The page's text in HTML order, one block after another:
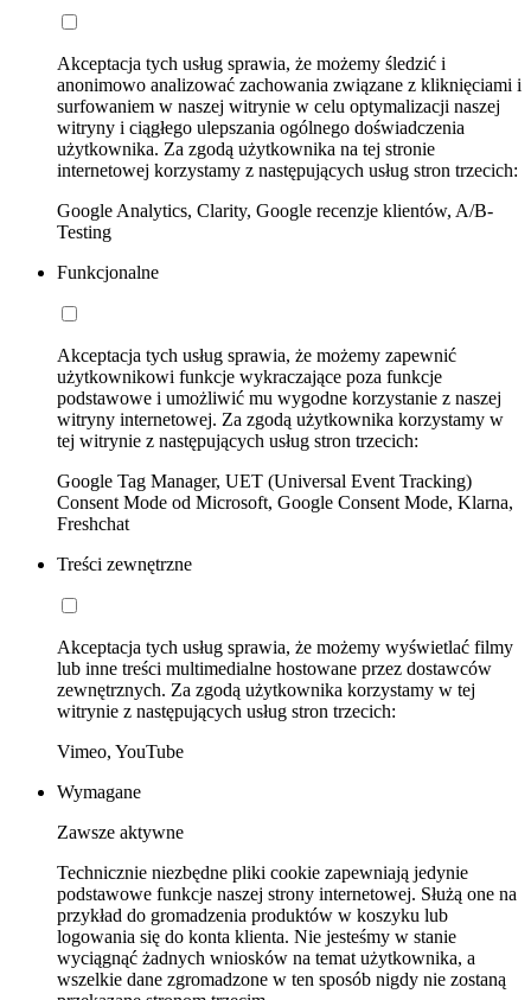
Akceptacja tych usług sprawia, że możemy śledzić i
anonimowo analizować zachowania związane z kliknięciami i
surfowaniem w naszej witrynie w celu optymalizacji naszej
witryny i ciągłego ulepszania ogólnego doświadczenia
użytkownika. Za zgodą użytkownika na tej stronie
internetowej korzystamy z następujących usług stron trzecich:
Google Analytics, Clarity, Google recenzje klientów, A/B-
Testing
Funkcjonalne
Akceptacja tych usług sprawia, że możemy zapewnić
użytkownikowi funkcje wykraczające poza funkcje
podstawowe i umożliwić mu wygodne korzystanie z naszej
witryny internetowej. Za zgodą użytkownika korzystamy w
tej witrynie z następujących usług stron trzecich:
Google Tag Manager, UET (Universal Event Tracking)
Consent Mode od Microsoft, Google Consent Mode, Klarna,
Freshchat
Treści zewnętrzne
Akceptacja tych usług sprawia, że możemy wyświetlać filmy
lub inne treści multimedialne hostowane przez dostawców
zewnętrznych. Za zgodą użytkownika korzystamy w tej
witrynie z następujących usług stron trzecich:
Vimeo, YouTube
Wymagane
Zawsze aktywne
Technicznie niezbędne pliki cookie zapewniają jedynie
podstawowe funkcje naszej strony internetowej. Służą one na
przykład do gromadzenia produktów w koszyku lub
logowania się do konta klienta. Nie jesteśmy w stanie
wyciągnąć żadnych wniosków na temat użytkownika, a
wszelkie dane zgromadzone w ten sposób nigdy nie zostaną